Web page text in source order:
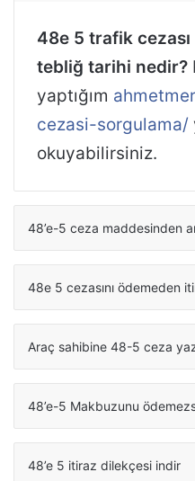
48e 5 trafik
tebliğ tarihi nedir?
yaptığım
cezasi-sorgulama/
okuyabilirsiniz.
48’e-5 ceza maddesinden
48e 5 cezasını ödemeden
Araç sahibine 48-5 ceza
48’e-5 Makbuzunu
48’e 5 itiraz dilekçesi indir